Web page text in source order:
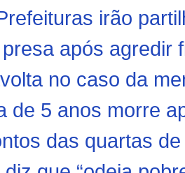
irão
após agredir
no caso da
de 5 anos morre
das quartas